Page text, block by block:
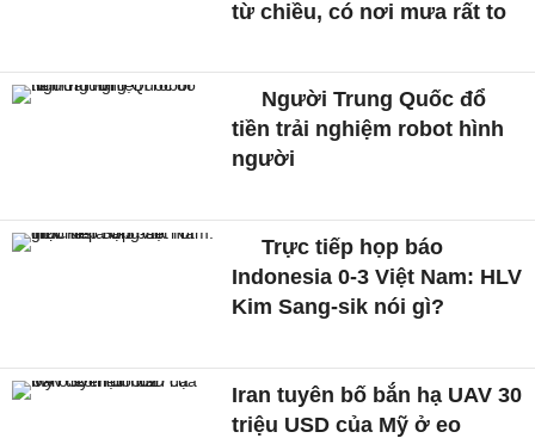
từ chiều, có nơi mưa rất to
Người Trung Quốc đổ
tiền trải nghiệm robot hình
người
Trực tiếp họp báo
Indonesia 0-3 Việt Nam: HLV
Kim Sang-sik nói gì?
Iran tuyên bố bắn hạ UAV 30
triệu USD của Mỹ ở eo